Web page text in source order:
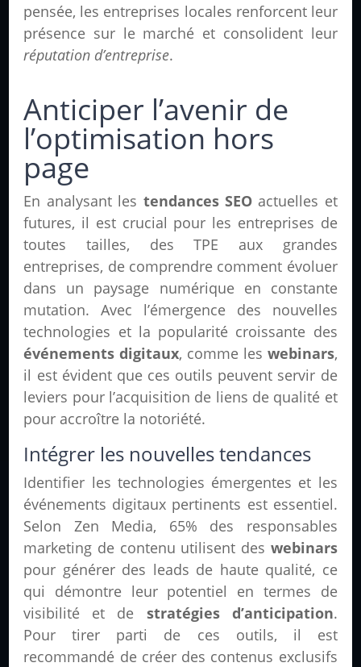
pensée, les entreprises locales renforcent leur
présence sur le marché et consolident leur
réputation d’entreprise.
Anticiper l’avenir de
l’optimisation hors
page
En analysant les tendances SEOactuelles et
futures, il est crucial pour les entreprises de
toutes tailles, des TPE aux grandes
entreprises, de comprendre comment évoluer
dans un paysage numérique en constante
mutation. Avec l’émergence des nouvelles
technologies et la popularité croissante des
événements digitaux, comme les webinars,
il est évident que ces outils peuvent servir de
leviers pour l’acquisition de liens de qualité et
pour accroître la notoriété.
Intégrer les nouvelles tendances
Identifier les technologies émergentes et les
événements digitaux pertinents est essentiel.
Selon Zen Media, 65% des responsables
marketing de contenu utilisent des webinars
pour générer des leads de haute qualité, ce
qui démontre leur potentiel en termes de
visibilité et de stratégies d’anticipation.
Pour tirer parti de ces outils, il est
recommandé de créer des contenus exclusifs